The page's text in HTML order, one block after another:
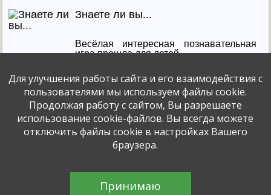
Знаете ли вы...
Весёлая интересная познавательная
игра прошла для детей
Волшебное лето знаний
Познавательные занятия прошли для
дошкольников
Логика и факты
Для улучшения работы сайта и его взаимодействия с
пользователями мы используем файлы cookie.
Продолжая работу с сайтом, Вы разрешаете
использование cookie-файлов. Вы всегда можете
отключить файлы cookie в настройках Вашего
браузера.
Принимаю